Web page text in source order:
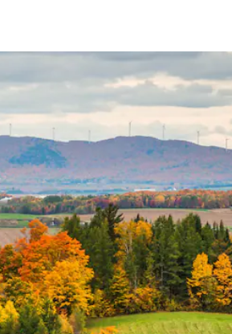
gore i prema dolje, kao i dodirom ili